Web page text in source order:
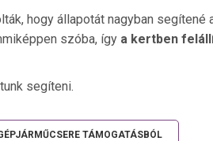
hogy állapotát nagyban
szóba, így a kertben
segíteni.
TÁMOGATÁSBÓL